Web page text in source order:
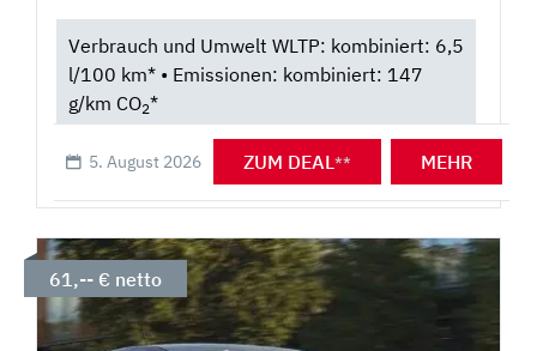
Verbrauch und Umwelt WLTP: kombiniert: 6,5
l/100 km* • Emissionen: kombiniert: 147
g/km CO2*
5. August 2026 ZUM DEAL** MEHR
61,-- € netto